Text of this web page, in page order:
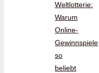
Weltlotterie:
Warum
Online-
Gewinnspiele
so
beliebt